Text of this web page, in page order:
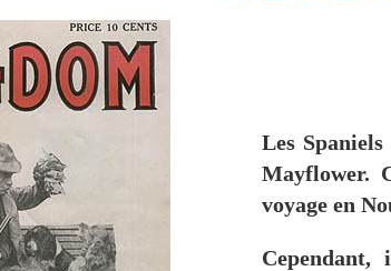
Les
Mayflower.
voyage en
Cependant,